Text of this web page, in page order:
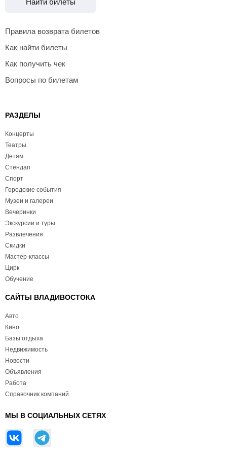
Найти билеты
Правила возврата билетов
Как найти билеты
Как получить чек
Вопросы по билетам
РАЗДЕЛЫ
Концерты
Театры
Детям
Стендап
Спорт
Городские события
Музеи и галереи
Вечеринки
Экскурсии и туры
Развлечения
Скидки
Мастер-классы
Цирк
Обучение
САЙТЫ ВЛАДИВОСТОКА
Авто
Кино
Базы отдыха
Недвижимость
Новости
Объявления
Работа
Справочник компаний
МЫ В СОЦИАЛЬНЫХ СЕТЯХ